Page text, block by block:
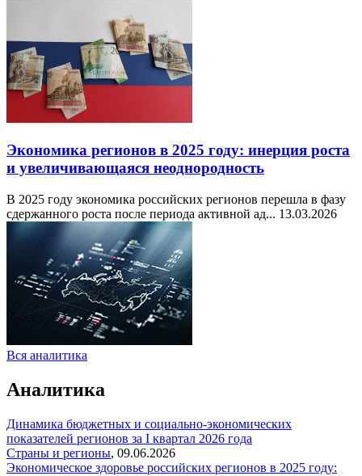
Экономика регионов в 2025 году: инерция роста
и увеличивающаяся неоднородность
В 2025 году экономика российских регионов перешла в фазу
сдержанного роста после периода активной ад... 13.03.2026
Вся аналитика
Аналитика
Динамика бюджетных и социально-экономических
показателей регионов за I квартал 2026 года
Страны и регионы, 09.06.2026
Экономическое здоровье российских регионов в 2025 году: